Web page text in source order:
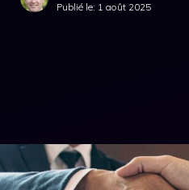
Publié le: 1 août 2025